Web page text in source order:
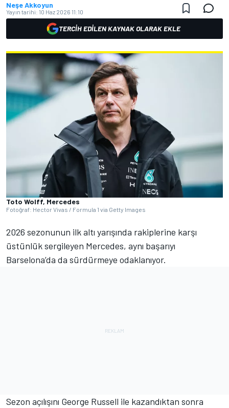
Neşe Akkoyun
Yayın tarihi: 10 Haz 2026 11:10
TERCIH EDILEN KAYNAK OLARAK EKLE
Toto Wolff, Mercedes
Fotoğraf: Hector Vivas / Formula 1 via Getty Images
2026 sezonunun ilk altı yarışında rakiplerine karşı
üstünlük sergileyen Mercedes, aynı başarıyı
Barselona’da da sürdürmeye odaklanıyor.
Sezon açılışını George Russell ile kazandıktan sonra